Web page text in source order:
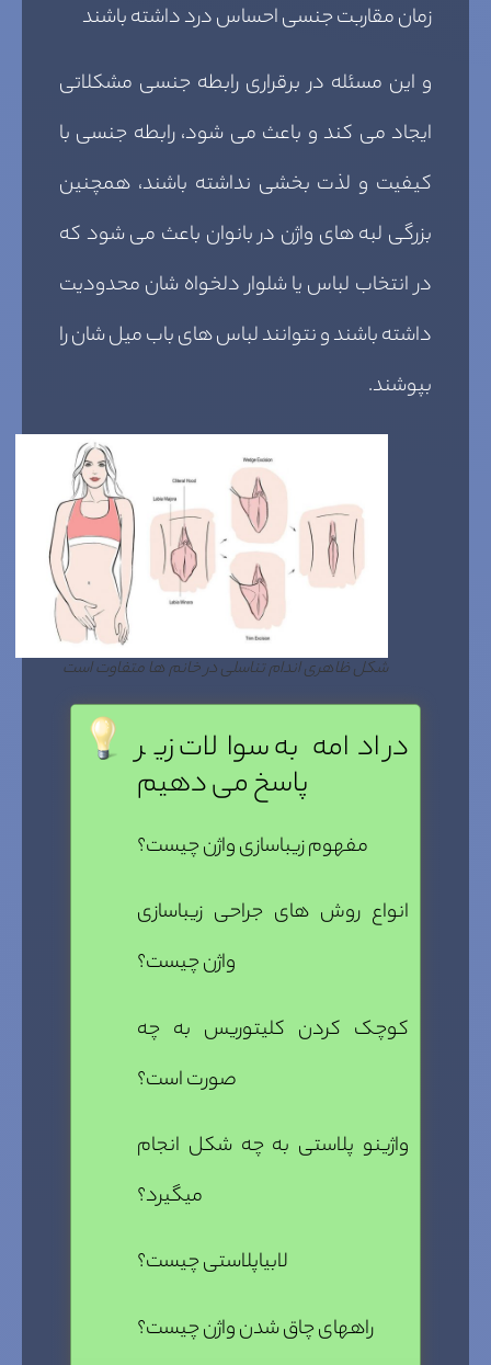
زمان مقاربت جنسی احساس درد داشته باشند
و این مسئله در برقراری رابطه جنسی مشکلاتی
ایجاد می کند و باعث می شود، رابطه جنسی با
کیفیت و لذت بخشی نداشته باشند، همچنین
بزرگی لبه های واژن در بانوان باعث می شود که
در انتخاب لباس یا شلوار دلخواه شان محدودیت
داشته باشند و نتوانند لباس های باب میل شان را
بپوشند.
شکل ظاهری اندام تناسلی در خانم ها متفاوت است
در ادامه به سوالات زیر
پاسخ می دهیم
مفهوم زیباسازی واژن چیست؟
انواع روش های جراحی زیباسازی
واژن چیست؟
کوچک کردن کلیتوریس به چه
صورت است؟
واژینو پلاستی به چه شکل انجام
میگیرد؟
لابیاپلاستی چیست؟
راههای چاق شدن واژن چیست؟